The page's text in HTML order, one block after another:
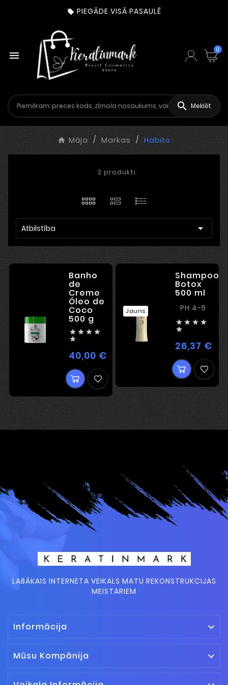
 PIEGĀDE VISĀ PASAULĒ
 0
 Meklēt
Māja Markas Habito
2 produkti
Atbilstība 
Banho
de
Creme
Óleo de
Coco
500 g
   

40,00 €Cena
Jauns
Shampoo
Botox
500 ml
PH 4-5
   

26,37 €
LABĀKAIS INTERNETA VEIKALS MATU REKONSTRUKCIJAS
MEISTARIEM
Informācija 
Mūsu Kompānija 